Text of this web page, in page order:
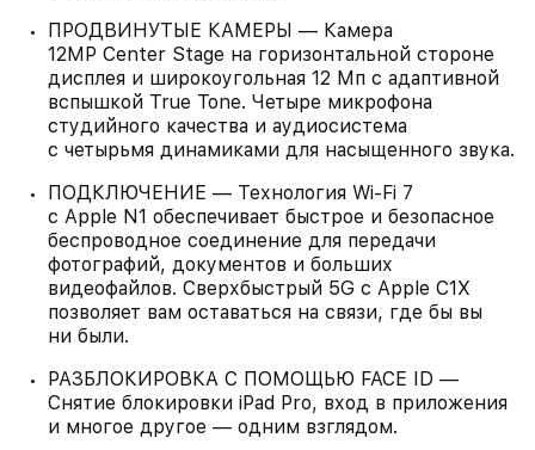
ПРОДВИНУТЫЕ КАМЕРЫ — Камера
12MP Center Stage на горизонтальной стороне
дисплея и широкоугольная 12 Мп с адаптивной
вспышкой True Tone. Четыре микрофона
студийного качества и аудиосистема
с четырьмя динамиками для насыщенного звука.
ПОДКЛЮЧЕНИЕ — Технология Wi‑Fi 7
с Apple N1 обеспечивает быстрое и безопасное
беспроводное соединение для передачи
фотографий, документов и больших
видеофайлов. Сверхбыстрый 5G с Apple C1X
позволяет вам оставаться на связи, где бы вы
ни были.
РАЗБЛОКИРОВКА С ПОМОЩЬЮ FACE ID —
Снятие блокировки iPad Pro, вход в приложения
и многое другое — одним взглядом.